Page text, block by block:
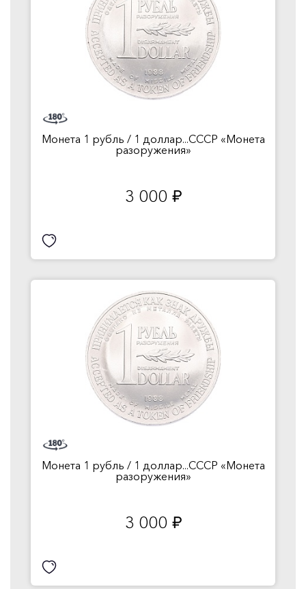
Монета 1 рубль / 1 доллар...СССР «Монета
разоружения»
3 000 руб.
Монета 1 рубль / 1 доллар...СССР «Монета
разоружения»
3 000 руб.